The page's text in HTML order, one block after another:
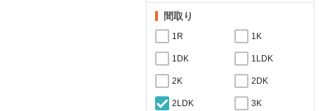
間取り
1R 1K
1DK 1LDK
2K 2DK
2LDK 3K